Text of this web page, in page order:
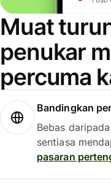
Muat
penukar
percuma
Bandingkan
Bebas
sentiasa
pasaran